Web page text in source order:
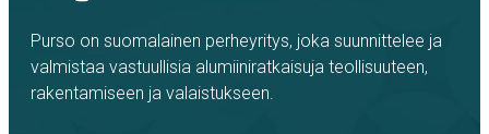
Purso on suomalainen perheyritys, joka suunnittelee ja
valmistaa vastuullisia alumiiniratkaisuja teollisuuteen,
rakentamiseen ja valaistukseen.